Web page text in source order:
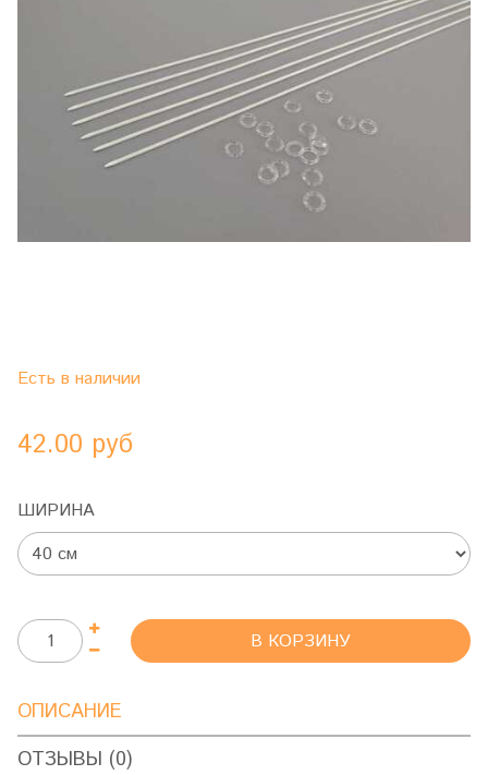
Есть в наличии
42.00 руб
ШИРИНА
В КОРЗИНУ
ОПИСАНИЕ
ОТЗЫВЫ (0)